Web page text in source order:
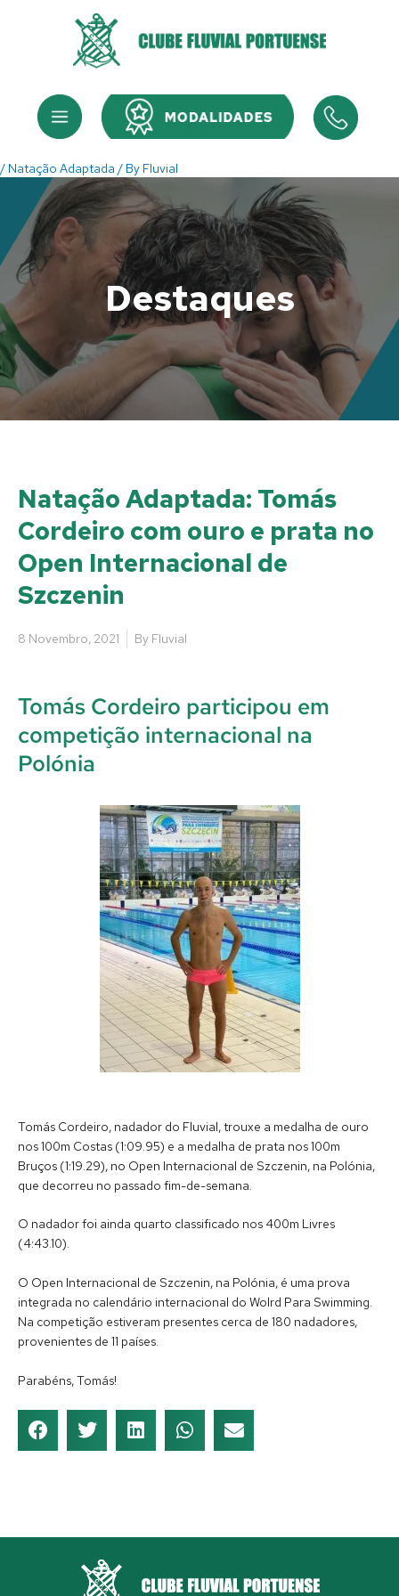
Menu Menu
/ Natação Adaptada / By Fluvial
Destaques
Natação Adaptada: Tomás
Cordeiro com ouro e prata no
Open Internacional de
Szczenin
8 Novembro, 2021 By Fluvial
Tomás Cordeiro participou em
competição internacional na
Polónia
Tomás Cordeiro, nadador do Fluvial, trouxe a medalha de ouro
nos 100m Costas (1:09.95) e a medalha de prata nos 100m
Bruços (1:19.29), no Open Internacional de Szczenin, na Polónia,
que decorreu no passado fim-de-semana.
O nadador foi ainda quarto classificado nos 400m Livres
(4:43.10).
O Open Internacional de Szczenin, na Polónia, é uma prova
integrada no calendário internacional do Wolrd Para Swimming.
Na competição estiveram presentes cerca de 180 nadadores,
provenientes de 11 países.
Parabéns, Tomás!